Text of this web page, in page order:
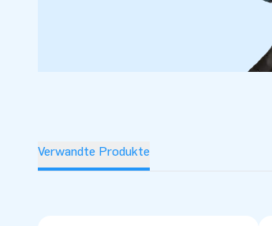
Verwandte Produkte